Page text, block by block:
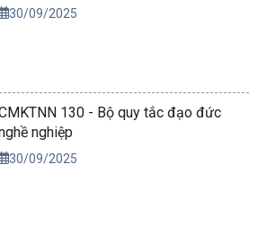
30/09/2025
130 - Bộ quy tắc đạo đức
nghiệp
30/09/2025